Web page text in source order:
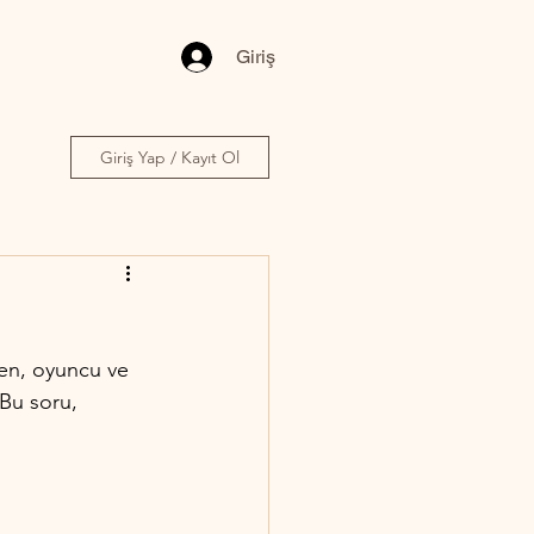
Giriş
Giriş Yap / Kayıt Ol
oyuncu ve
soru,